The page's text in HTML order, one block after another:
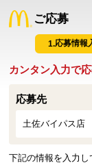
ご応募
応募情報
カンタン入力で応
応募先
土佐バイパス店
下記の情報を入力